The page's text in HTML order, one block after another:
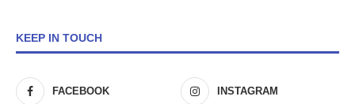
KEEP IN TOUCH
FACEBOOK INSTAGRAM